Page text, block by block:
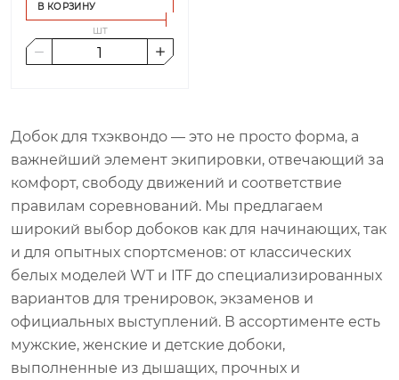
В КОРЗИНУ
шт
Добок для тхэквондо — это не просто форма, а
важнейший элемент экипировки, отвечающий за
комфорт, свободу движений и соответствие
правилам соревнований. Мы предлагаем
широкий выбор добоков как для начинающих, так
и для опытных спортсменов: от классических
белых моделей WT и ITF до специализированных
вариантов для тренировок, экзаменов и
официальных выступлений. В ассортименте есть
мужские, женские и детские добоки,
выполненные из дышащих, прочных и